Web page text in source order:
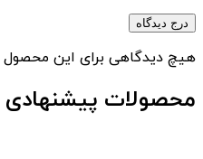
درج دیدگاه
هیچ دیدگاهی برای این
محصولات پیشنهادی